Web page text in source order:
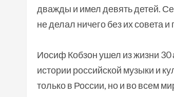
дважды и имел девять детей.
не делал ничего без их совета
Иосиф Кобзон ушел из жизни 30
истории российской музыки и
только в России, но и во всем